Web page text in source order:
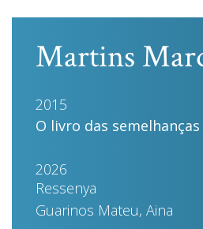
Martins
2015
O livro das semelhanças
2026
Ressenya
Guarinos Mateu, Aina